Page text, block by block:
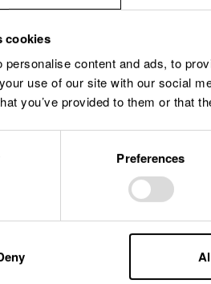
cookies
personalise content and ads, to
use of our site with our social
you’ve provided to them or that
Preferences